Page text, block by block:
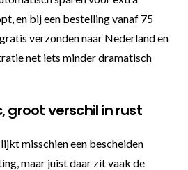
en bij een bestelling vanaf 75
verzonden naar Nederland en
net iets minder dramatisch
groot verschil in rust
misschien een bescheiden
maar juist daar zit vaak de